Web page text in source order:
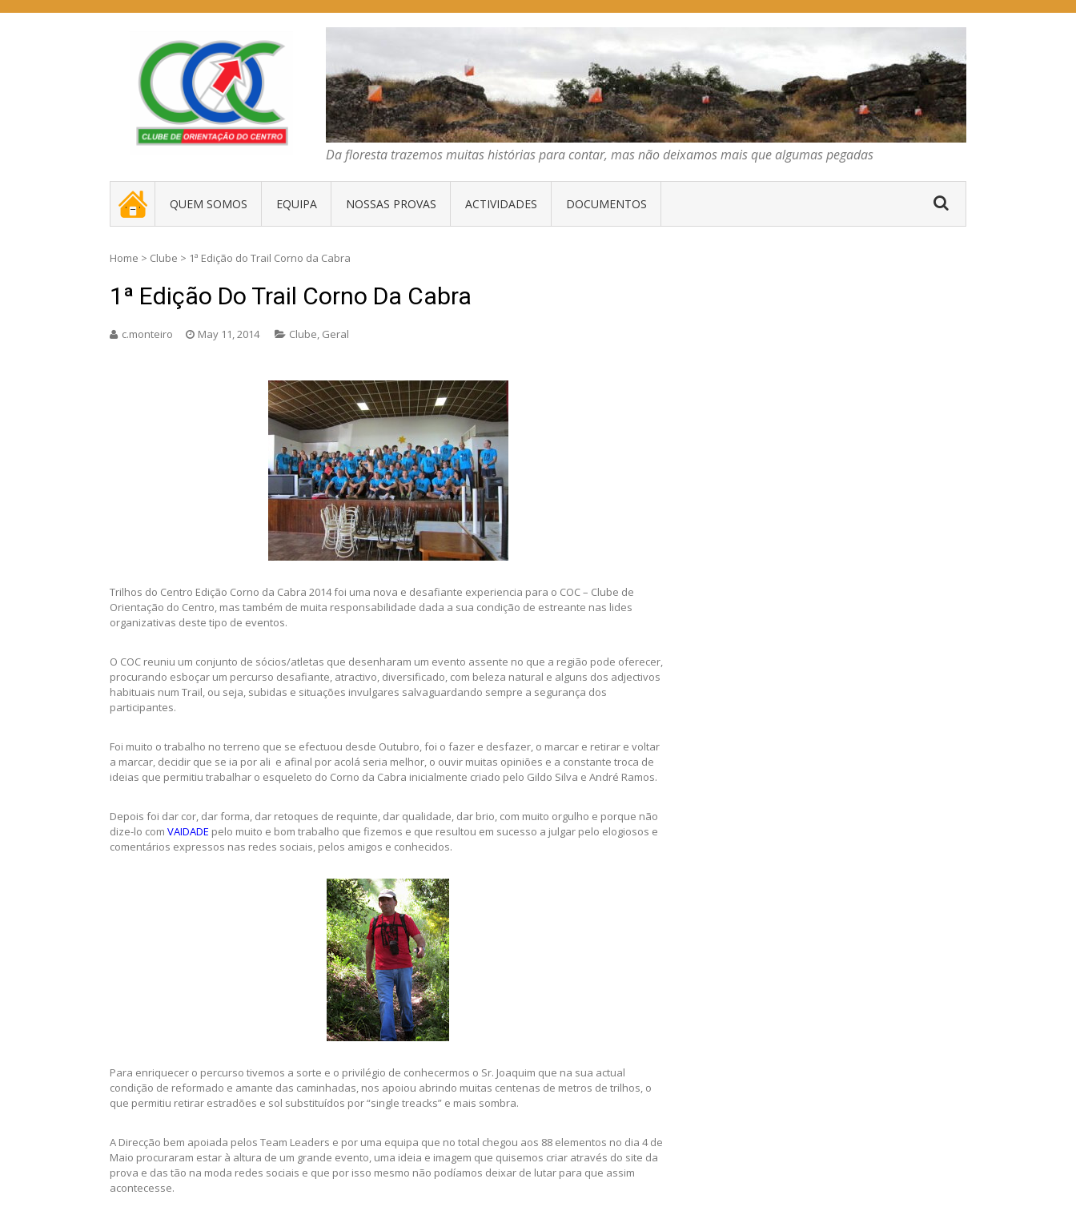
COC – CLUBE DE ORIENTAÇÃO DO CENTRO
Da floresta trazemos muitas histórias para contar, mas não deixamos mais que algumas pegadas
Da floresta trazemos muitas histórias para contar, mas não deixamos mais que algumas pegadas
. _ . QUEM SOMOS EQUIPA NOSSAS PROVAS ACTIVIDADES DOCUMENTOS
Home > Clube > 1ª Edição do Trail Corno da Cabra
1ª Edição Do Trail Corno Da Cabra
c.monteiro May 11, 2014 Clube, Geral
Trilhos do Centro Edição Corno da Cabra 2014 foi uma nova e desafiante experiencia para o COC – Clube de
Orientação do Centro, mas também de muita responsabilidade dada a sua condição de estreante nas lides
organizativas deste tipo de eventos.
O COC reuniu um conjunto de sócios/atletas que desenharam um evento assente no que a região pode oferecer,
procurando esboçar um percurso desafiante, atractivo, diversificado, com beleza natural e alguns dos adjectivos
habituais num Trail, ou seja, subidas e situações invulgares salvaguardando sempre a segurança dos
participantes.
Foi muito o trabalho no terreno que se efectuou desde Outubro, foi o fazer e desfazer, o marcar e retirar e voltar
a marcar, decidir que se ia por ali e afinal por acolá seria melhor, o ouvir muitas opiniões e a constante troca de
ideias que permitiu trabalhar o esqueleto do Corno da Cabra inicialmente criado pelo Gildo Silva e André Ramos.
Depois foi dar cor, dar forma, dar retoques de requinte, dar qualidade, dar brio, com muito orgulho e porque não
dize-lo com VAIDADE pelo muito e bom trabalho que fizemos e que resultou em sucesso a julgar pelo elogiosos e
comentários expressos nas redes sociais, pelos amigos e conhecidos.
Para enriquecer o percurso tivemos a sorte e o privilégio de conhecermos o Sr. Joaquim que na sua actual
condição de reformado e amante das caminhadas, nos apoiou abrindo muitas centenas de metros de trilhos, o
que permitiu retirar estradões e sol substituídos por “single treacks” e mais sombra.
A Direcção bem apoiada pelos Team Leaders e por uma equipa que no total chegou aos 88 elementos no dia 4 de
Maio procuraram estar à altura de um grande evento, uma ideia e imagem que quisemos criar através do site da
prova e das tão na moda redes sociais e que por isso mesmo não podíamos deixar de lutar para que assim
acontecesse.